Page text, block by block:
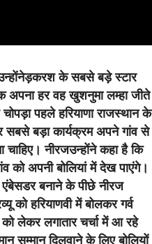
के सबसे बड़े स्टार
अपना हर वह खुशनुमा लम्हा जीते
पहले हरियाणा राजस्थान के
सबसे बड़ा कार्यक्रम अपने गांव से
नीरजउन्होंने कहा है कि
को अपनी बोलियां में देख पाएंगे।
बनाने के पीछे नीरज
को हरियाणवी में बोलकर गर्व
लेकर लगातार चर्चा में आ रहे
सम्मान दिलवाने के लिए बोलियों